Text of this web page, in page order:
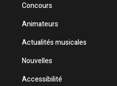
Concours
Animateurs
Actualités musicales
Nouvelles
Accessibilité